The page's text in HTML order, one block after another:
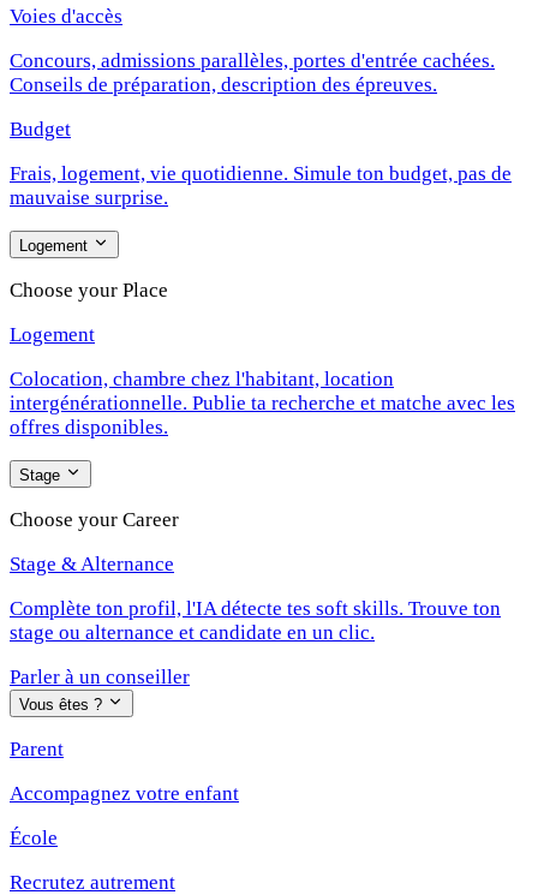
Voies d'accès
Concours, admissions parallèles, portes d'entrée cachées.
Conseils de préparation, description des épreuves.
Budget
Frais, logement, vie quotidienne. Simule ton budget, pas de
mauvaise surprise.
Logement
Choose your Place
Logement
Colocation, chambre chez l'habitant, location
intergénérationnelle. Publie ta recherche et matche avec les
offres disponibles.
Stage
Choose your Career
Stage & Alternance
Complète ton profil, l'IA détecte tes soft skills. Trouve ton
stage ou alternance et candidate en un clic.
Parler à un conseiller
Vous êtes ?
Parent
Accompagnez votre enfant
École
Recrutez autrement